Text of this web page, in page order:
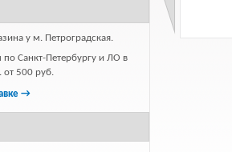
у м. Петроградская.
по Санкт-Петербургу и ЛО в
от 500 руб.
→